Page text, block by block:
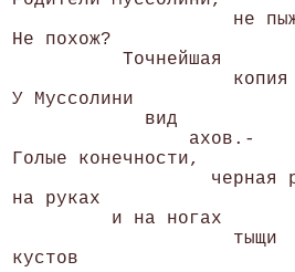
не
Не похож?
           Точнейшая
У Муссолини
             вид
                 ахов.-
Голые конечности,
черная
на руках
          и на ногах
                     тыщи
кустов